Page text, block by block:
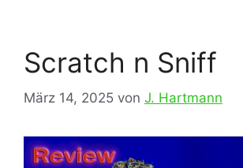
Scratch n Sniff
März 14, 2025 von J. Hartmann